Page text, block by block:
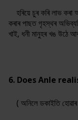
হৰিয়ে চুৰ কৰি লাভ কৰা
কৰাৰ পাছত গৃহস্থৰ
খাই, ধনী মানুহৰ খঙ উঠে
6. Does Anle
( অনিলে ডকাইতি